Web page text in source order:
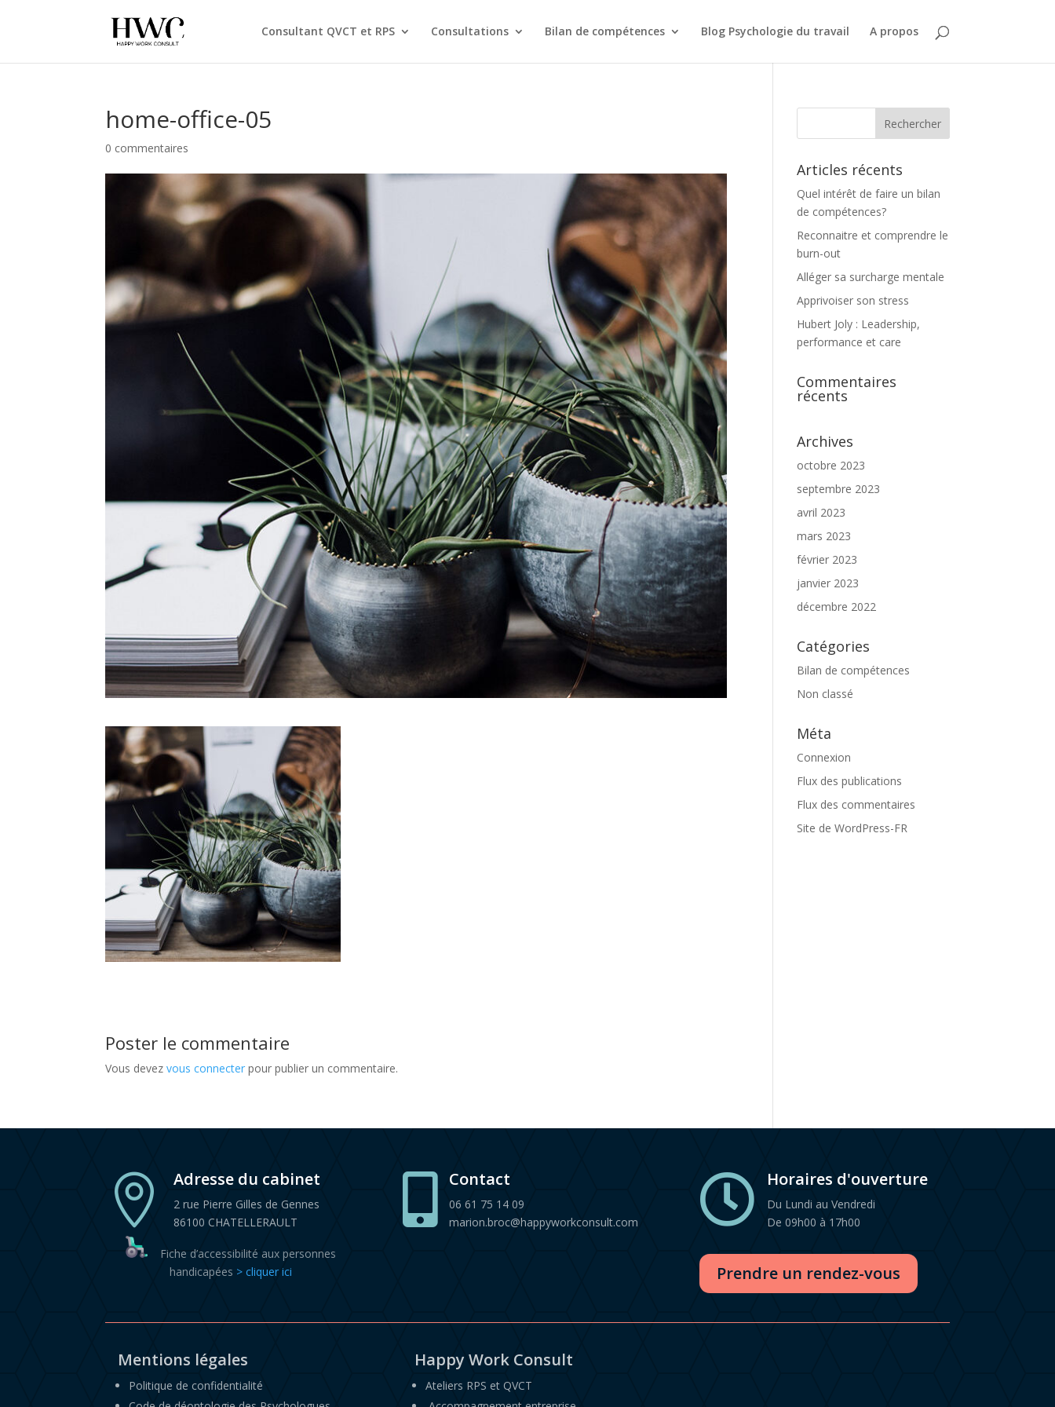
Consultant QVCT et RPS Consultations Bilan de compétences Blog Psychologie du travail A propos
home-office-05
0 commentaires
Poster le commentaire
Vous devezvous connecter pour publier un commentaire.
Articles récents
Quel intérêt de faire un bilan
de compétences?
Reconnaitre et comprendre le
burn-out
Alléger sa surcharge mentale
Apprivoiser son stress
Hubert Joly : Leadership,
performance et care
Commentaires
récents
Archives
octobre 2023
septembre 2023
avril 2023
mars 2023
février 2023
janvier 2023
décembre 2022
Catégories
Bilan de compétences
Non classé
Méta
Connexion
Flux des publications
Flux des commentaires
Site de WordPress-FR
 Adresse du cabinet
2 rue Pierre Gilles de Gennes
86100 CHATELLERAULT
Fiche d’accessibilité aux personnes
handicapées > cliquer ici
 Contact
06 61 75 14 09
marion.broc@happyworkconsult.com
 Horaires d'ouverture
Du Lundi au Vendredi
De 09h00 à 17h00
Prendre un rendez-vous
Mentions légales
Politique de confidentialité
Happy Work Consult
Ateliers RPS et QVCT